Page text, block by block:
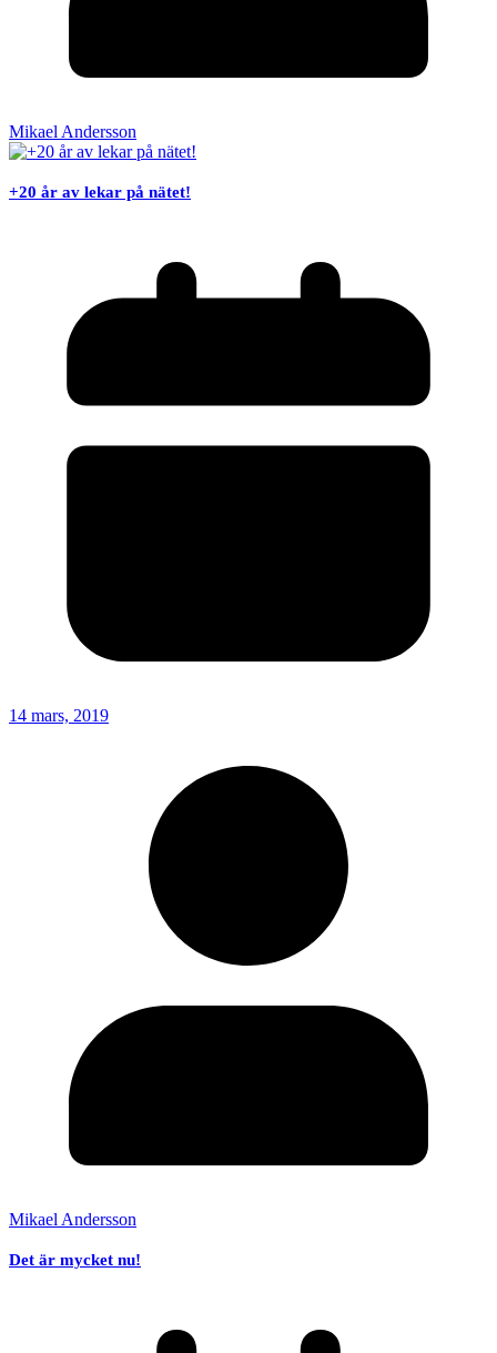
Mikael Andersson
+20 år av lekar på nätet!
14 mars, 2019
Mikael Andersson
Det är mycket nu!